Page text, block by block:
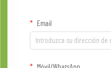
Email